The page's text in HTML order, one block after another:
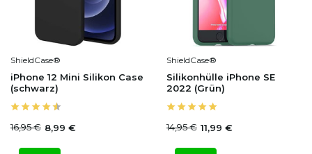
ShieldCase®
iPhone 12 Mini Silikon Case
(schwarz)
16,95 € 8,99 €
ShieldCase®
Silikonhülle iPhone SE
2022 (Grün)
14,95 € 11,99 €